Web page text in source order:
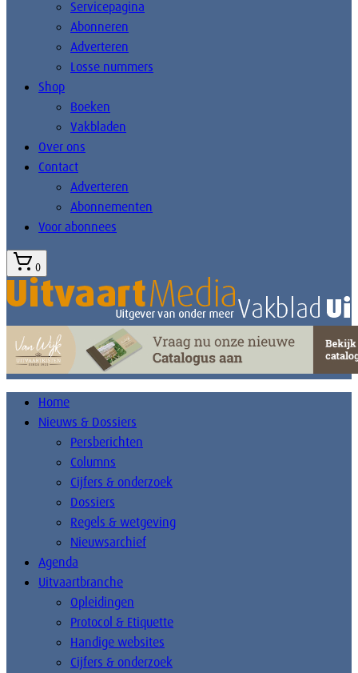
Servicepagina
Abonneren
Adverteren
Losse nummers
Shop
Boeken
Vakbladen
Over ons
Contact
Adverteren
Abonnementen
Voor abonnees
0
Home
Nieuws & Dossiers
Persberichten
Columns
Cijfers & onderzoek
Dossiers
Regels & wetgeving
Nieuwsarchief
Agenda
Uitvaartbranche
Opleidingen
Protocol & Etiquette
Handige websites
Cijfers & onderzoek